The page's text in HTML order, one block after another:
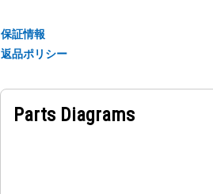
保証情報
返品ポリシー
Parts Diagrams